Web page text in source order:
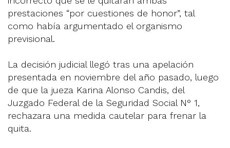
prestaciones “por cuestiones de honor”, tal
como había argumentado el organismo
previsional.
La decisión judicial llegó tras una apelación
presentada en noviembre del año pasado, luego
de que la jueza Karina Alonso Candis, del
Juzgado Federal de la Seguridad Social N° 1,
rechazara una medida cautelar para frenar la
quita.